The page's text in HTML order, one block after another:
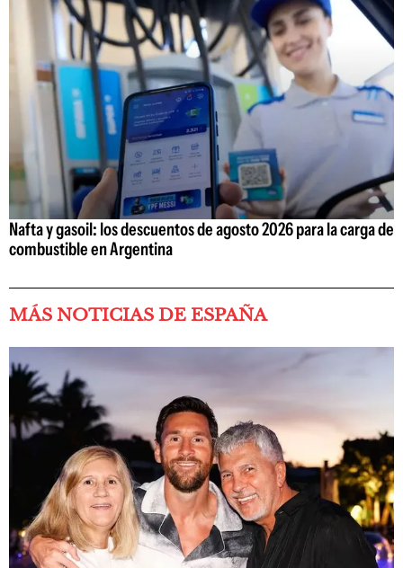
Nafta y gasoil: los descuentos de agosto 2026 para la carga de
combustible en Argentina
MÁS NOTICIAS DE ESPAÑA